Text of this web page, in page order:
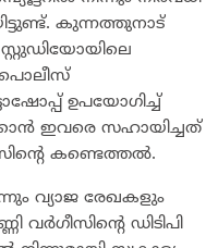
കുന്നത്തുനാട്
ഉപയോഗിച്ച്
ഇവരെ സഹായിച്ചത്
കണ്ടെത്തൽ.
വ്യാജ രേഖകളും
വർഗീസിന്റെ ഡിടിപി